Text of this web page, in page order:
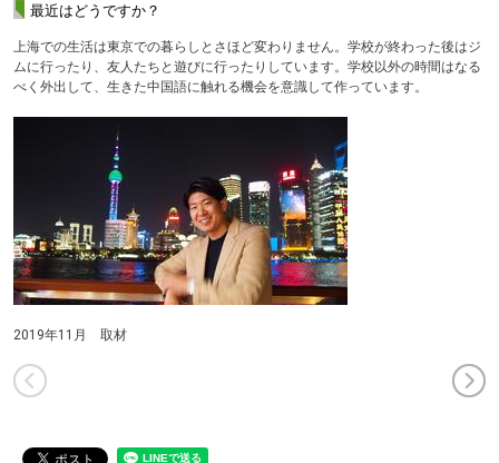
最近はどうですか？
上海での生活は東京での暮らしとさほど変わりません。学校が終わった後はジ
ムに行ったり、友人たちと遊びに行ったりしています。学校以外の時間はなる
べく外出して、生きた中国語に触れる機会を意識して作っています。
2019年11月 取材